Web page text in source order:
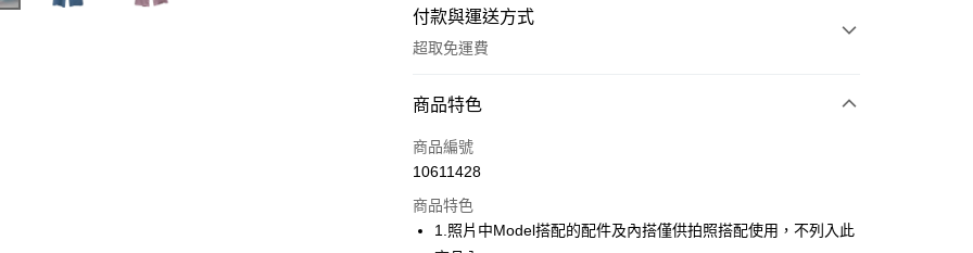
付款與運送方式
超取免運費
付款方式
信用卡一次付款
Apple Pay
商品特色
商品編號
10611428
商品特色
1.照片中Model搭配的配件及內搭僅供拍照搭配使用，不列入此